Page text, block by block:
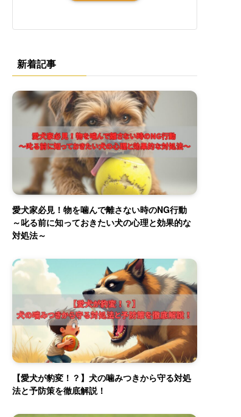
新着記事
愛犬家必見！物を噛んで離さない時のNG行動
～叱る前に知っておきたい犬の心理と効果的な
対処法～
【愛犬が豹変！？】犬の噛みつきから守る対処
法と予防策を徹底解説！